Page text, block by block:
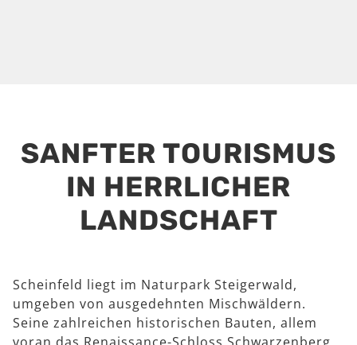
SANFTER TOURISMUS
IN HERRLICHER
LANDSCHAFT
Scheinfeld liegt im Naturpark Steigerwald,
umgeben von ausgedehnten Mischwäldern.
Seine zahlreichen historischen Bauten, allem